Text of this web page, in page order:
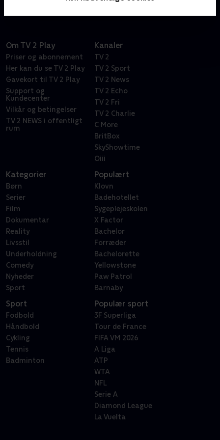
Om TV 2 Play
Priser og abonnement
Her kan du se TV 2 Play
Gavekort til TV 2 Play
Support og
Kundecenter
Vilkår og betingelser
TV 2 NEWS i offentligt
rum
Kanaler
TV 2
TV 2 Sport
TV 2 News
TV 2 Echo
TV 2 Fri
TV 2 Charlie
C More
BritBox
SkyShowtime
Oiii
Kategorier
Børn
Serier
Film
Dokumentar
Reality
Livsstil
Underholdning
Comedy
Nyheder
Sport
Populært
Klovn
Badehotellet
Sygeplejeskolen
X Factor
Bachelor
Forræder
Bachelorette
Yellowstone
Paw Patrol
Barnaby
Sport
Fodbold
Håndbold
Cykling
Tennis
Badminton
Populær sport
3F Superliga
Tour de France
FIFA VM 2026
A Liga
ATP
WTA
NFL
Serie A
Diamond League
La Vuelta